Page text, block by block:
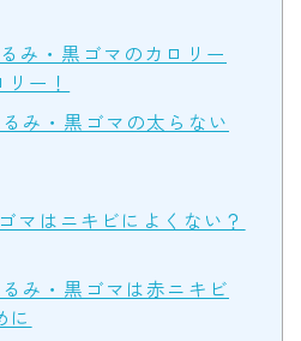
み・黒ゴマのカロリー
ー！
み・黒ゴマの太らない
マはニキビによくない？
み・黒ゴマは赤ニキビ
に